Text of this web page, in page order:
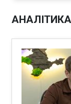
АНАЛІТИКА